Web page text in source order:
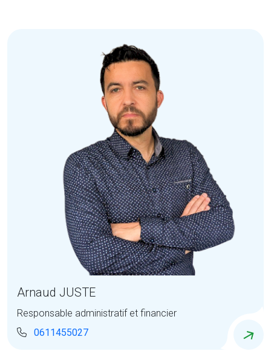
Arnaud JUSTE
Responsable administratif et financier
0611455027